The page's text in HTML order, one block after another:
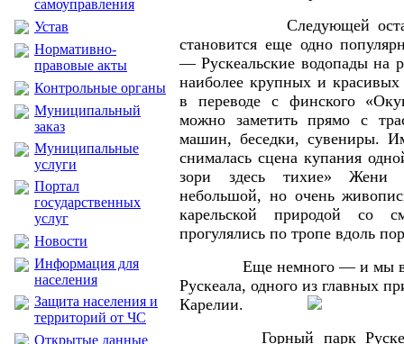
самоуправления
Устав
Нормативно-
правовые акты
Контрольные органы
Муниципальный
заказ
Муниципальные
услуги
Портал
государственных
услуг
Новости
Информация для
населения
Защита населения и
территорий от ЧС
Открытые данные
Следующей
становится еще одно
— Рускеальские водопады на
наиболее крупных и
в переводе с финского
можно заметить прямо с
машин, беседки, сувениры.
снималась сцена купания
зори здесь тихие» Жени
небольшой, но очень
карельской природой со
прогулялись по тропе вдоль по
Еще немного — и мы в
Рускеала, одного из главных
Карелии.
Горный парк Рускеала